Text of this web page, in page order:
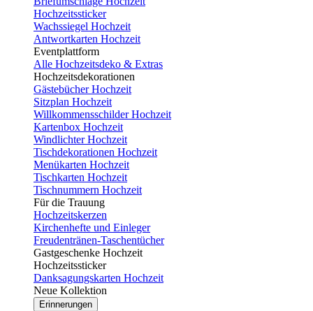
Hochzeitssticker
Wachssiegel Hochzeit
Antwortkarten Hochzeit
Eventplattform
Alle Hochzeitsdeko & Extras
Hochzeitsdekorationen
Gästebücher Hochzeit
Sitzplan Hochzeit
Willkommensschilder Hochzeit
Kartenbox Hochzeit
Windlichter Hochzeit
Tischdekorationen Hochzeit
Menükarten Hochzeit
Tischkarten Hochzeit
Tischnummern Hochzeit
Für die Trauung
Hochzeitskerzen
Kirchenhefte und Einleger
Freudentränen-Taschentücher
Gastgeschenke Hochzeit
Hochzeitssticker
Danksagungskarten Hochzeit
Neue Kollektion
Erinnerungen